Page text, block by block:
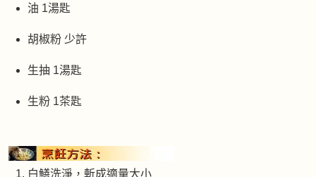
油 1湯匙
胡椒粉 少許
生抽 1湯匙
生粉 1茶匙
白鱔洗淨，斬成適量大小